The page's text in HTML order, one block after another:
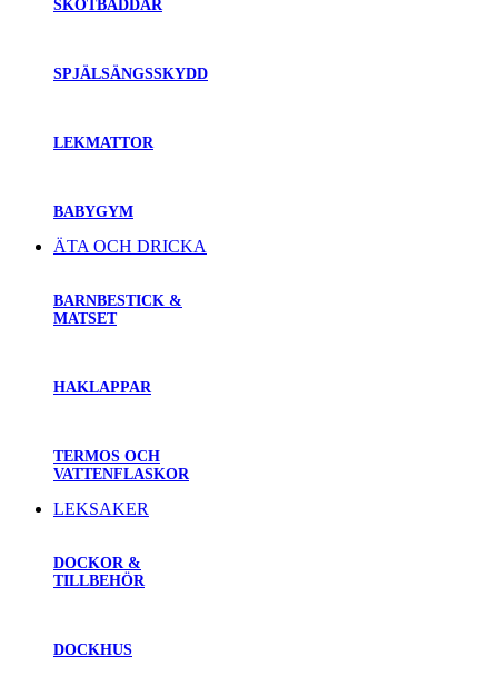
SKÖTBÄDDAR
SPJÄLSÄNGSSKYDD
LEKMATTOR
BABYGYM
ÄTA OCH DRICKA
BARNBESTICK &
MATSET
HAKLAPPAR
TERMOS OCH
VATTENFLASKOR
LEKSAKER
DOCKOR &
TILLBEHÖR
DOCKHUS